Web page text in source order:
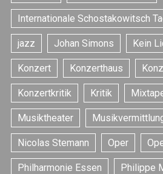
Internationale Schostakowitsch
jazz Johan Simons Kein
Konzert Konzerthaus
Konzertkritik Kritik
Musiktheater
Nicolas Stemann Oper
Philharmonie Essen Philippe